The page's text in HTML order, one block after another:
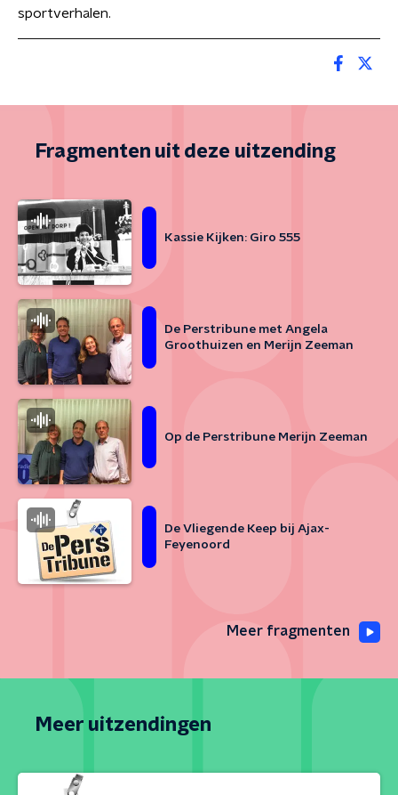
sportverhalen.
Fragmenten uit deze uitzending
Kassie Kijken: Giro 555
De Perstribune met Angela
Groothuizen en Merijn Zeeman
Op de Perstribune Merijn Zeeman
De Vliegende Keep bij Ajax-
Feyenoord
Meer fragmenten
Meer uitzendingen